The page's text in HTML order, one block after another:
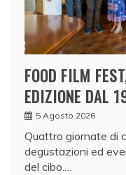
FOOD FILM
EDIZIONE DAL
5 Agosto 2026
Quattro giornate di
degustazioni ed
del cibo.…